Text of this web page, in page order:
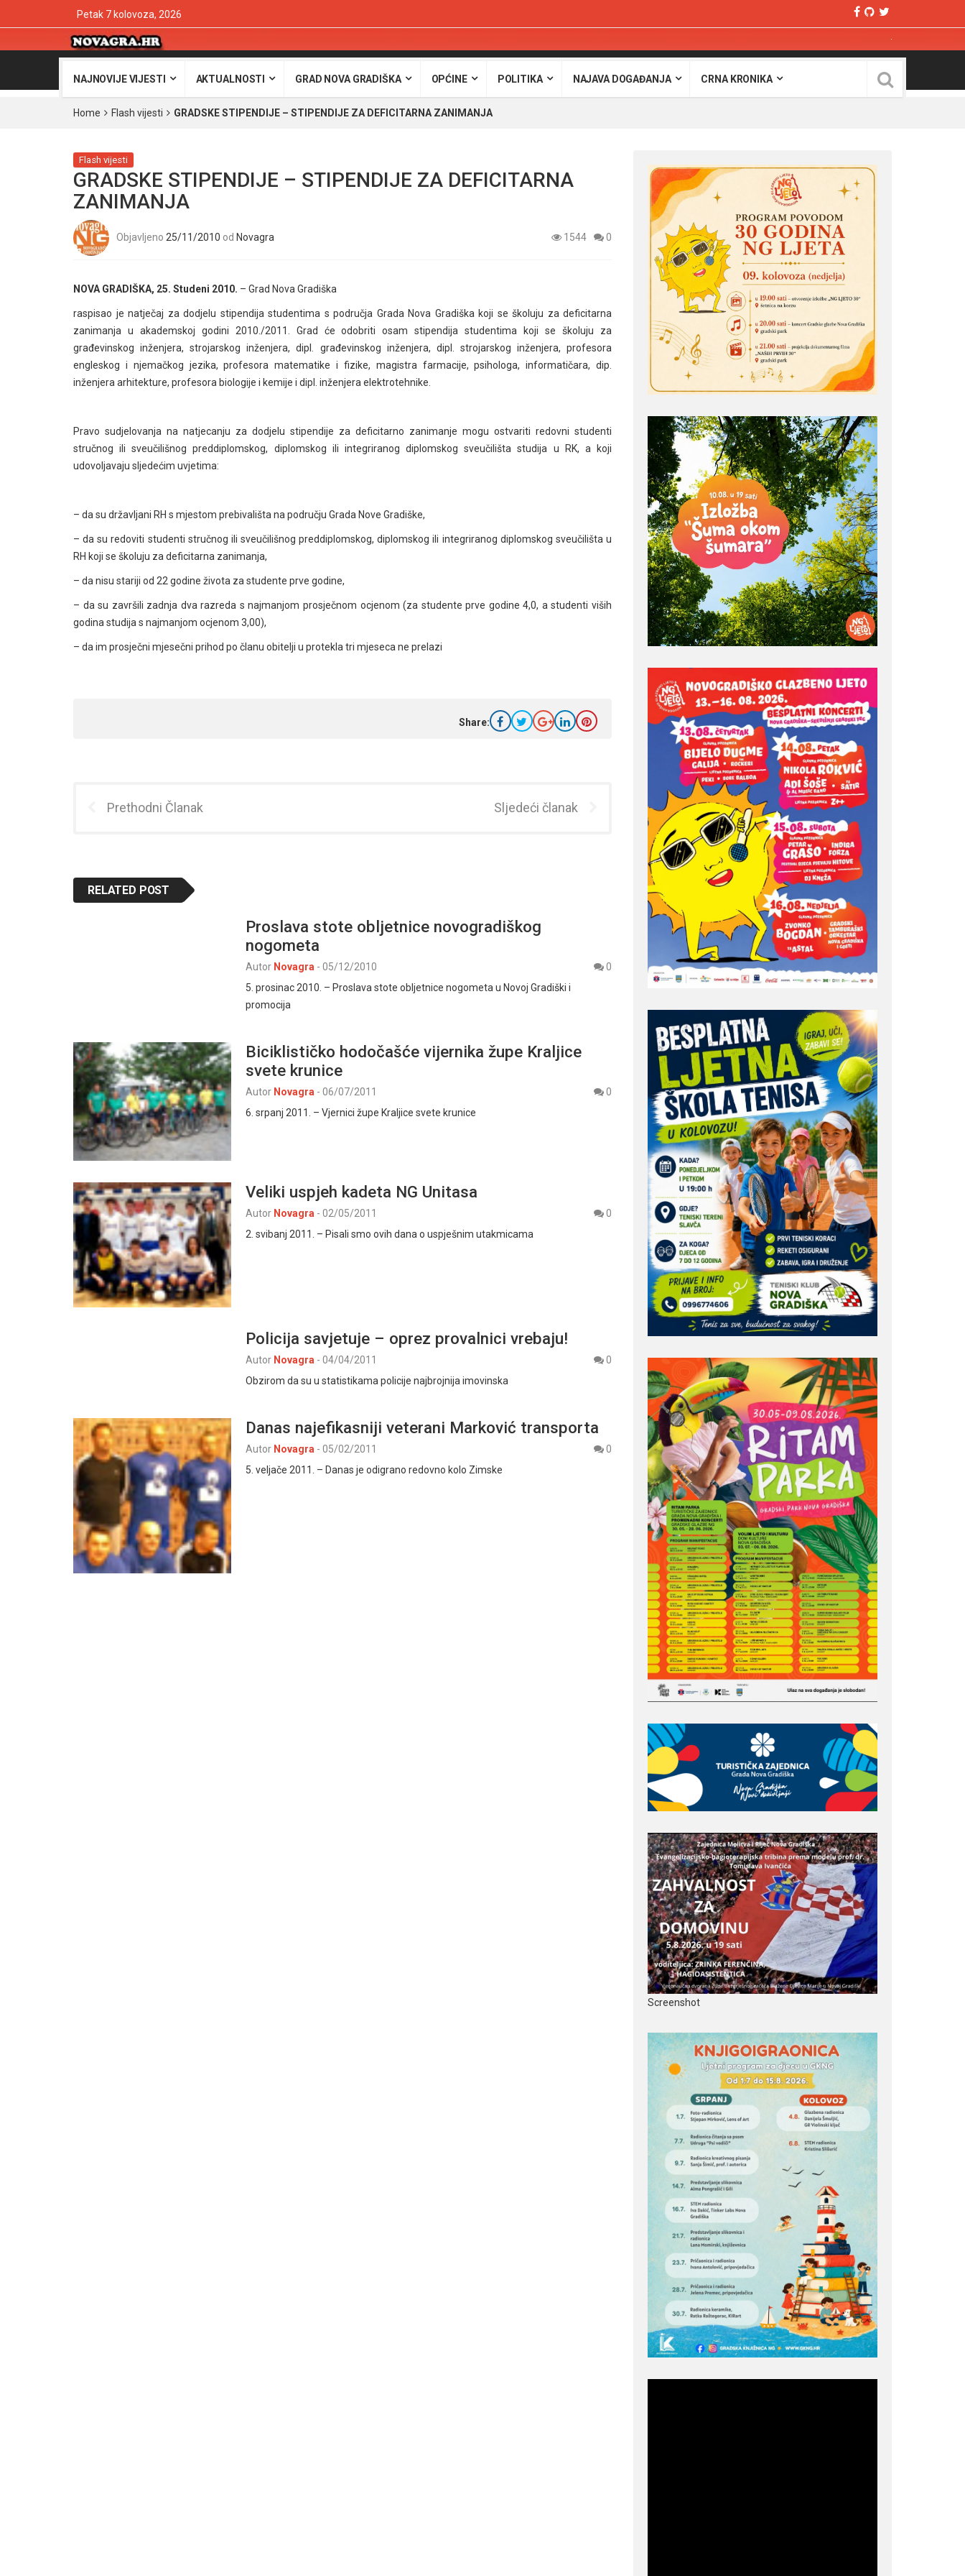
Petak 7 kolovoza, 2026
NAJNOVIJE VIJESTI AKTUALNOSTI GRAD NOVA GRADIŠKA OPĆINE POLITIKA NAJAVA DOGAĐANJA CRNA KRONIKA
Home Flash vijesti GRADSKE STIPENDIJE – STIPENDIJE ZA DEFICITARNA ZANIMANJA
Flash vijesti
GRADSKE STIPENDIJE – STIPENDIJE ZA DEFICITARNA
ZANIMANJA
Objavljeno 25/11/2010 od Novagra 1544 0
NOVA GRADIŠKA, 25. Studeni 2010. – Grad Nova Gradiška
raspisao je natječaj za dodjelu stipendija studentima s područja Grada Nova Gradiška koji se školuju za deficitarna
zanimanja u akademskoj godini 2010./2011. Grad će odobriti osam stipendija studentima koji se školuju za
građevinskog inženjera, strojarskog inženjera, dipl. građevinskog inženjera, dipl. strojarskog inženjera, profesora
engleskog i njemačkog jezika, profesora matematike i fizike, magistra farmacije, psihologa, informatičara, dip.
inženjera arhitekture, profesora biologije i kemije i dipl. inženjera elektrotehnike.
Pravo sudjelovanja na natjecanju za dodjelu stipendije za deficitarno zanimanje mogu ostvariti redovni studenti
stručnog ili sveučilišnog preddiplomskog, diplomskog ili integriranog diplomskog sveučilišta studija u RK, a koji
udovoljavaju sljedećim uvjetima:
– da su državljani RH s mjestom prebivališta na području Grada Nove Gradiške,
– da su redoviti studenti stručnog ili sveučilišnog preddiplomskog, diplomskog ili integriranog diplomskog sveučilišta u
RH koji se školuju za deficitarna zanimanja,
– da nisu stariji od 22 godine života za studente prve godine,
– da su završili zadnja dva razreda s najmanjom prosječnom ocjenom (za studente prve godine 4,0, a studenti viših
godina studija s najmanjom ocjenom 3,00),
– da im prosječni mjesečni prihod po članu obitelji u protekla tri mjeseca ne prelazi
Share:
Prethodni Članak Sljedeći članak
RELATED POST
Proslava stote obljetnice novogradiškog
nogometa
Autor Novagra - 05/12/2010
0
5. prosinac 2010. – Proslava stote obljetnice nogometa u Novoj Gradiški i
promocija
Biciklističko hodočašće vijernika župe Kraljice
svete krunice
Autor Novagra - 06/07/2011
0
6. srpanj 2011. – Vjernici župe Kraljice svete krunice
Veliki uspjeh kadeta NG Unitasa
Autor Novagra - 02/05/2011
0
2. svibanj 2011. – Pisali smo ovih dana o uspješnim utakmicama
Policija savjetuje – oprez provalnici vrebaju!
Autor Novagra - 04/04/2011
0
Obzirom da su u statistikama policije najbrojnija imovinska
Danas najefikasniji veterani Marković transporta
Autor Novagra - 05/02/2011
0
5. veljače 2011. – Danas je odigrano redovno kolo Zimske
Screenshot